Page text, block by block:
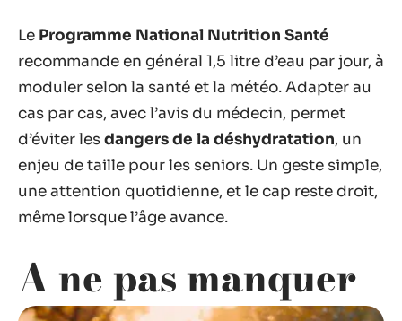
Le Programme National Nutrition Santé
recommande en général 1,5 litre d’eau par jour, à
moduler selon la santé et la météo. Adapter au
cas par cas, avec l’avis du médecin, permet
d’éviter lesdangers de la déshydratation, un
enjeu de taille pour les seniors. Un geste simple,
une attention quotidienne, et le cap reste droit,
même lorsque l’âge avance.
A ne pas manquer